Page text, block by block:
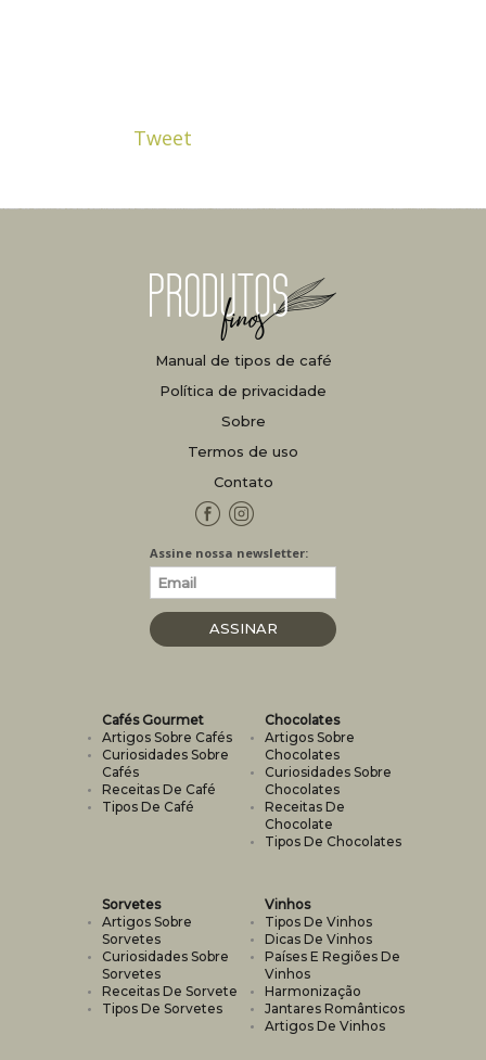
Tweet
Manual de tipos de café
Política de privacidade
Sobre
Termos de uso
Contato
Assine nossa newsletter:
ASSINAR
Cafés Gourmet
Artigos Sobre Cafés
Curiosidades Sobre
Cafés
Receitas De Café
Tipos De Café
Chocolates
Artigos Sobre
Chocolates
Curiosidades Sobre
Chocolates
Receitas De
Chocolate
Tipos De Chocolates
Sorvetes
Artigos Sobre
Sorvetes
Curiosidades Sobre
Sorvetes
Receitas De Sorvete
Tipos De Sorvetes
Vinhos
Tipos De Vinhos
Dicas De Vinhos
Países E Regiões De
Vinhos
Harmonização
Jantares Românticos
Artigos De Vinhos